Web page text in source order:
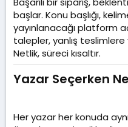
başlar. Konu başlığı,
yayınlanacağı platform
talepler, yanlış
Netlik, süreci kısaltır.
Yazar Seçerken
Her yazar her konuda